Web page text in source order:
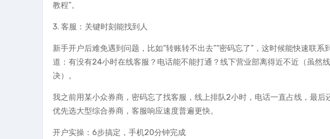
教程”。
3. 客服：关键时刻能找到人
新手开户后难免遇到问题，比如“转账转不出去”“密码忘了”，这时候能快速联
道：有没有24小时在线客服？电话能不能打通？线下营业部离得近不近（虽然
决）。
我之前用某小众券商，密码忘了找客服，线上排队2小时，电话一直占线，最后
优先选大型综合券商，客服响应速度普遍更快。
开户实操：6步搞定，手机20分钟完成